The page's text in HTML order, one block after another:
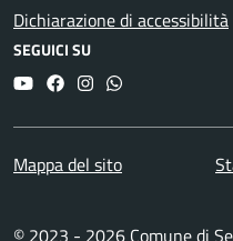
Dichiarazione di accessibilità
SEGUICI SU
YouTubeFacebookInstagram
Whatsapp
Mappa del sito